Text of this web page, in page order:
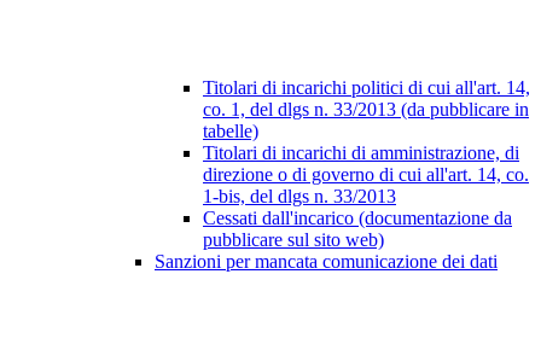
Titolari di incarichi politici di cui all'art. 14,
co. 1, del dlgs n. 33/2013 (da pubblicare in
tabelle)
Titolari di incarichi di amministrazione, di
direzione o di governo di cui all'art. 14, co.
1-bis, del dlgs n. 33/2013
Cessati dall'incarico (documentazione da
pubblicare sul sito web)
Sanzioni per mancata comunicazione dei dati